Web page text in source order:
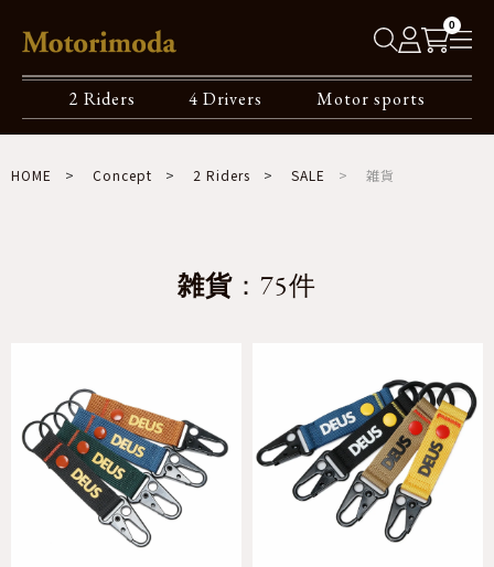
0
2 Riders 4 Drivers Motor sports
HOME Concept 2 Riders SALE 雑貨
雑貨 ：75件